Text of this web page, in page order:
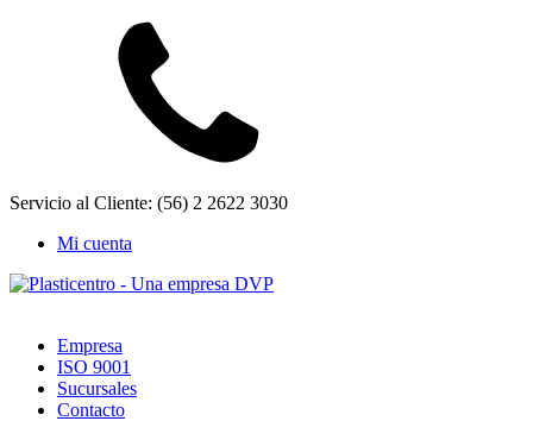
Servicio al Cliente: (56) 2 2622 3030
Mi cuenta
Empresa
ISO 9001
Sucursales
Contacto